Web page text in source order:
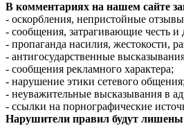
В комментариях на нашем сайте
- оскорбления, непристойные
- сообщения, затрагивающие честь и
- пропаганда насилия, жестокости,
- антигосударственные
- сообщения рекламного характера;
- нарушение этики сетевого общения;
- неуважительные высказывания в
- ссылки на порнографические
Нарушители правил будут